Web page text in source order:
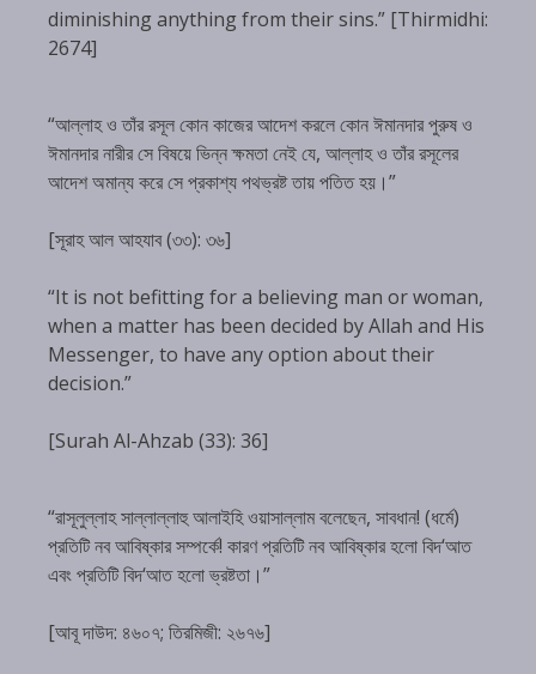
diminishing anything from their sins.” [Thirmidhi:
2674]
“আল্লাহ ও তাঁর রসূল কোন কাজের আদেশ করলে কোন ঈমানদার পুরুষ ও
ঈমানদার নারীর সে বিষয়ে ভিন্ন ক্ষমতা নেই যে, আল্লাহ ও তাঁর রসূলের
আদেশ অমান্য করে সে প্রকাশ্য পথভ্রষ্ট তায় পতিত হয়।”
[সূরাহ আল আহযাব (৩৩): ৩৬]
“It is not befitting for a believing man or woman,
when a matter has been decided by Allah and His
Messenger, to have any option about their
decision.”
[Surah Al-Ahzab (33): 36]
“রাসূলুল্লাহ সাল্লাল্লাহু আলাইহি ওয়াসাল্লাম বলেছেন, সাবধান! (ধর্মে)
প্রতিটি নব আবিষ্কার সম্পর্কে! কারণ প্রতিটি নব আবিষ্কার হলো বিদ‘আত
এবং প্রতিটি বিদ‘আত হলো ভ্রষ্টতা।”
[আবূ দাউদ: ৪৬০৭; তিরমিজী: ২৬৭৬]